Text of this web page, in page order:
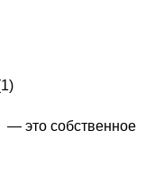
— это собственное